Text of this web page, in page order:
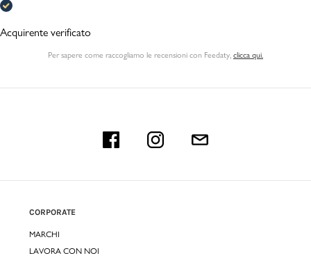
Acquirente verificato
Per sapere come raccogliamo le recensioni con Feedaty, clicca qui.
CORPORATE
MARCHI
LAVORA CON NOI